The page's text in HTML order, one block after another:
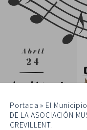
Portada » El Municipio
DE LA ASOCIACIÓN
CREVILLENT.